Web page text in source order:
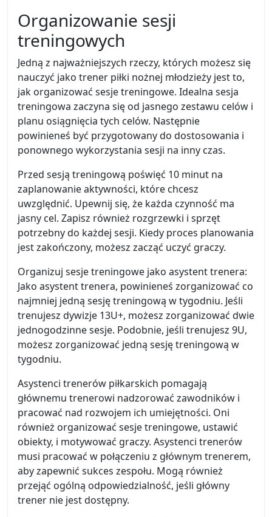
Organizowanie sesji
treningowych
Jedną z najważniejszych rzeczy, których możesz się
nauczyć jako trener piłki nożnej młodzieży jest to,
jak organizować sesje treningowe. Idealna sesja
treningowa zaczyna się od jasnego zestawu celów i
planu osiągnięcia tych celów. Następnie
powinieneś być przygotowany do dostosowania i
ponownego wykorzystania sesji na inny czas.
Przed sesją treningową poświęć 10 minut na
zaplanowanie aktywności, które chcesz
uwzględnić. Upewnij się, że każda czynność ma
jasny cel. Zapisz również rozgrzewki i sprzęt
potrzebny do każdej sesji. Kiedy proces planowania
jest zakończony, możesz zacząć uczyć graczy.
Organizuj sesje treningowe jako asystent trenera:
Jako asystent trenera, powinieneś zorganizować co
najmniej jedną sesję treningową w tygodniu. Jeśli
trenujesz dywizje 13U+, możesz zorganizować dwie
jednogodzinne sesje. Podobnie, jeśli trenujesz 9U,
możesz zorganizować jedną sesję treningową w
tygodniu.
Asystenci trenerów piłkarskich pomagają
głównemu trenerowi nadzorować zawodników i
pracować nad rozwojem ich umiejętności. Oni
również organizować sesje treningowe, ustawić
obiekty, i motywować graczy. Asystenci trenerów
musi pracować w połączeniu z głównym trenerem,
aby zapewnić sukces zespołu. Mogą również
przejąć ogólną odpowiedzialność, jeśli główny
trener nie jest dostępny.